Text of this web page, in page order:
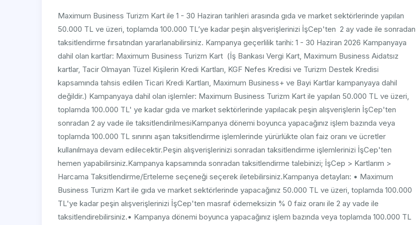
​Maximum Business Turizm Kart ile 1 - 30 Haziran tarihleri arasında gıda ve market sektörlerinde yapılan
50.000 TL ve üzeri, toplamda 100.000 TL’ye kadar peşin alışverişlerinizi İşCep'ten 2 ay vade ile sonradan
taksitlendirme fırsatından yararlanabilirsiniz. Kampanya geçerlilik tarihi: 1 - 30 Haziran 2026 Kampanyaya
dahil olan kartlar: Maximum Business Turizm Kart (İş Bankası Vergi Kart, Maximum Business Aidatsız
kartlar, Tacir Olmayan Tüzel Kişilerin Kredi Kartları, KGF Nefes Kredisi ve Turizm Destek Kredisi
kapsamında tahsis edilen Ticari Kredi Kartları, Maximum Business+ ve Bayi Kartlar kampanyaya dahil
değildir.) Kampanyaya dahil olan işlemler: Maximum Business Turizm Kart ile yapılan 50.000 TL ve üzeri,
toplamda 100.000 TL' ye kadar gıda ve market sektörlerinde yapılacak peşin alışverişlerin İşCep'ten
sonradan 2 ay vade ile taksitlendirilmesiKampanya dönemi boyunca yapacağınız işlem bazında veya
toplamda 100.000 TL sınırını aşan taksitlendirme işlemlerinde yürürlükte olan faiz oranı ve ücretler
kullanılmaya devam edilecektir.Peşin alışverişlerinizi sonradan taksitlendirme işlemlerinizi İşCep'ten
hemen yapabilirsiniz.Kampanya kapsamında sonradan taksitlendirme talebinizi; İşCep > Kartlarım >
Harcama Taksitlendirme/Erteleme seçeneği seçerek iletebilirsiniz.Kampanya detayları: • Maximum
Business Turizm Kart ile gıda ve market sektörlerinde yapacağınız 50.000 TL ve üzeri, toplamda 100.000
TL'ye kadar peşin alışverişlerinizi İşCep'ten masraf ödemeksizin % 0 faiz oranı ile 2 ay vade ile
taksitlendirebilirsiniz.• Kampanya dönemi boyunca yapacağınız işlem bazında veya toplamda 100.000 TL